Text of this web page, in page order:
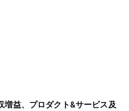
益、プロダクト&サービス及